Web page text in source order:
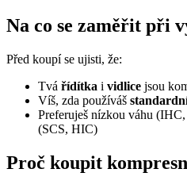
Na co se zaměřit při
Před koupí se ujisti, že:
Tvá řídítka i vidlice jsou
Víš, zda používáš
Preferuješ nízkou váhu
(SCS, HIC)
Proč koupit